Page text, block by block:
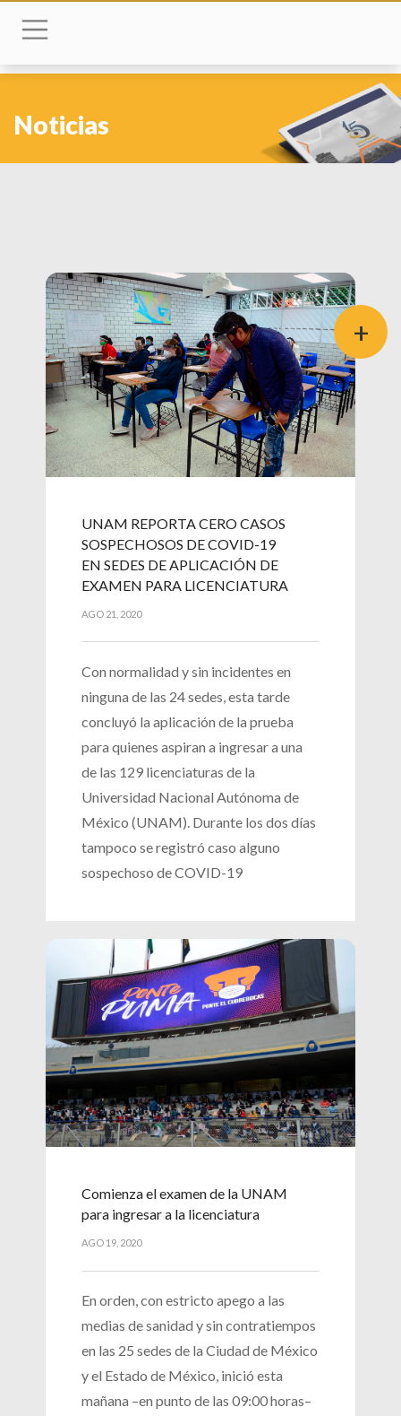
Noticias
UNAM REPORTA CERO CASOS
SOSPECHOSOS DE COVID-19
EN SEDES DE APLICACIÓN DE
EXAMEN PARA LICENCIATURA
AGO 21, 2020
Con normalidad y sin incidentes en
ninguna de las 24 sedes, esta tarde
concluyó la aplicación de la prueba
para quienes aspiran a ingresar a una
de las 129 licenciaturas de la
Universidad Nacional Autónoma de
México (UNAM). Durante los dos días
tampoco se registró caso alguno
sospechoso de COVID-19
Comienza el examen de la UNAM
para ingresar a la licenciatura
AGO 19, 2020
En orden, con estricto apego a las
medias de sanidad y sin contratiempos
en las 25 sedes de la Ciudad de México
y el Estado de México, inició esta
mañana –en punto de las 09:00 horas–